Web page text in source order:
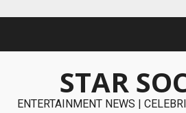
STAR
ENTERTAINMENT NEWS |